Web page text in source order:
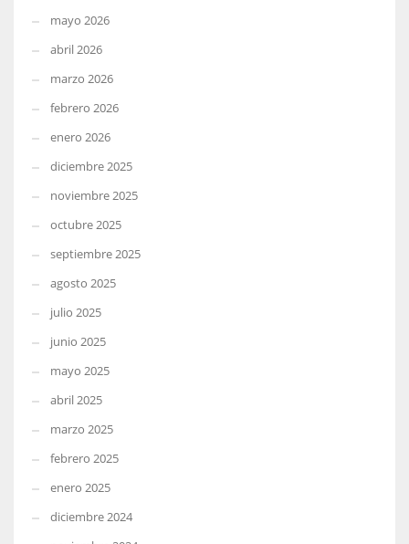
mayo 2026
abril 2026
marzo 2026
febrero 2026
enero 2026
diciembre 2025
noviembre 2025
octubre 2025
septiembre 2025
agosto 2025
julio 2025
junio 2025
mayo 2025
abril 2025
marzo 2025
febrero 2025
enero 2025
diciembre 2024